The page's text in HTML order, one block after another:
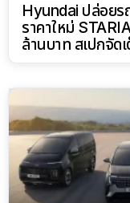
Hyundai ปล่อยร
ราคาใหม่
ล้านบาท สเปกจัด